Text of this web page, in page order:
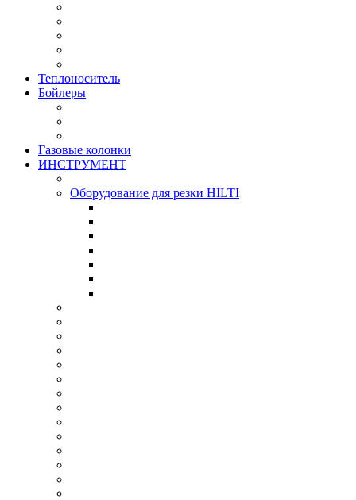
Теплоноситель
Бойлеры
Газовые колонки
ИНСТРУМЕНТ
Оборудование для резки HILTI